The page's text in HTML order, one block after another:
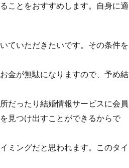
ことをおすすめします。自身に適
ていただきたいです。その条件を
金が無駄になりますので、予め結
だったり結婚情報サービスに会員
見つけ出すことができるからで
ミングだと思われます。このタイ